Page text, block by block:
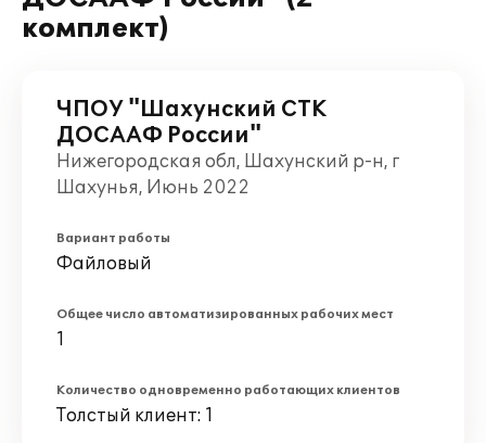
комплект)
ЧПОУ "Шахунский СТК
ДОСААФ России"
Нижегородская обл, Шахунский р-н, г
Шахунья, Июнь 2022
Вариант работы
Файловый
Общее число автоматизированных рабочих мест
1
Количество одновременно работающих клиентов
Толстый клиент: 1